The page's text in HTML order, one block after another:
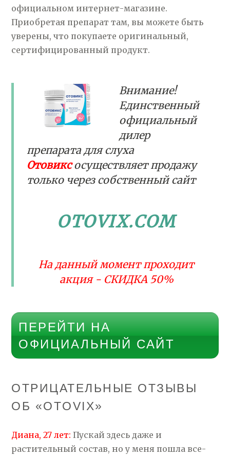
официальном интернет-магазине.
Приобретая препарат там, вы можете быть
уверены, что покупаете оригинальный,
сертифицированный продукт.
Внимание!
Единственный
официальный
дилер
препарата для слуха
Отовиксосуществляет продажу
толькочерез собственный сайт
OTOVIX.COM
На данный момент проходит
акция - СКИДКА 50%
ПЕРЕЙТИ НА
ОФИЦИАЛЬНЫЙ САЙТ
ОТРИЦАТЕЛЬНЫЕ ОТЗЫВЫ
ОБ «OTOVIX»
Диана, 27 лет: Пускай здесь даже и
растительный состав, но у меня пошла все-